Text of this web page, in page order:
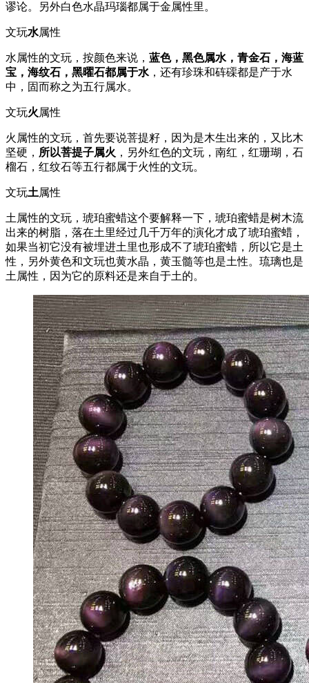
谬论。另外白色水晶玛瑙都属于金属性里。
文玩水属性
水属性的文玩，按颜色来说， 蓝色，黑色属水，青金石，海蓝
宝，海纹石，黑曜石都属于水 ，还有珍珠和砗磲都是产于水
中，固而称之为五行属水。
文玩火属性
火属性的文玩，首先要说菩提籽，因为是木生出来的，又比木
坚硬， 所以菩提子属火 ，另外红色的文玩，南红，红珊瑚，石
榴石，红纹石等五行都属于火性的文玩。
文玩土属性
土属性的文玩，琥珀蜜蜡这个要解释一下，琥珀蜜蜡是树木流
出来的树脂，落在土里经过几千万年的演化才成了琥珀蜜蜡，
如果当初它没有被埋进土里也形成不了琥珀蜜蜡，所以它是土
性，另外黄色和文玩也黄水晶，黄玉髓等也是土性。琉璃也是
土属性，因为它的原料还是来自于土的。